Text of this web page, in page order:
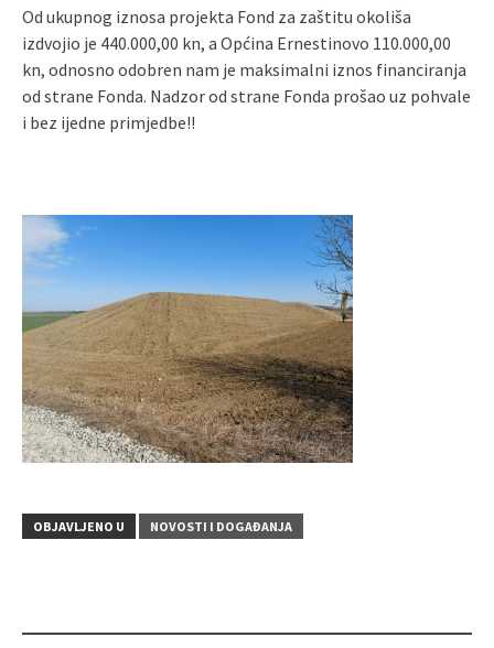
Od ukupnog iznosa projekta Fond za zaštitu okoliša
izdvojio je 440.000,00 kn, a Općina Ernestinovo 110.000,00
kn, odnosno odobren nam je maksimalni iznos financiranja
od strane Fonda. Nadzor od strane Fonda prošao uz pohvale
i bez ijedne primjedbe!!
OBJAVLJENO U NOVOSTI I DOGAĐANJA